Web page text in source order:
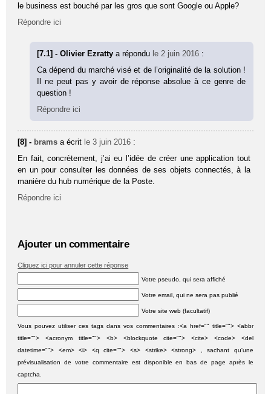
le business est bouché par les gros que sont Google ou Apple?
Répondre ici
[7.1] - Olivier Ezrattya répondu le 2 juin 2016 :
Ca dépend du marché visé et de l’originalité de la solution !
Il ne peut pas y avoir de réponse absolue à ce genre de
question !
Répondre ici
[8] - brams a écrit le 3 juin 2016 :
En fait, concrètement, j’ai eu l’idée de créer une application tout
en un pour consulter les données de ses objets connectés, à la
manière du hub numérique de la Poste.
Répondre ici
Ajouter un commentaire
Cliquez ici pour annuler cette réponse
Votre pseudo, qui sera affiché
Votre email, qui ne sera pas publié
Votre site web (facultatif)
Vous pouvez utiliser ces tags dans vos commentaires :<a href="" title=""> <abbr
title=""> <acronym title=""> <b> <blockquote cite=""> <cite> <code> <del
datetime=""> <em> <i> <q cite=""> <s> <strike> <strong> , sachant qu'une
prévisualisation de votre commentaire est disponible en bas de page après le
captcha.